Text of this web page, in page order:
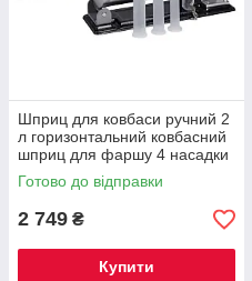
Шприц для ковбаси ручний 2
л горизонтальний ковбасний
шприц для фаршу 4 насадки
16788-3
Готово до відправки
2 749 ₴
Купити